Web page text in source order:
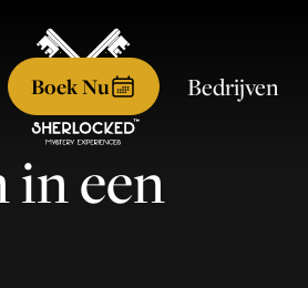
Bedrijven
Boek Nu
in een